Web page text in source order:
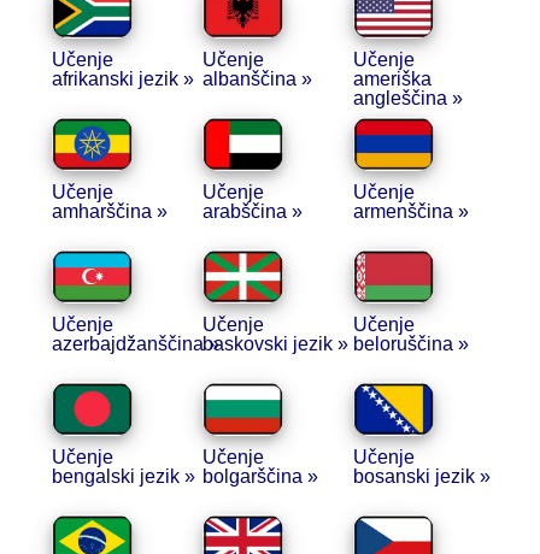
Učenje
afrikanski jezik »
Učenje
albanščina »
Učenje
ameriška
angleščina »
Učenje
amharščina »
Učenje
arabščina »
Učenje
armenščina »
Učenje
azerbajdžanščina »
Učenje
baskovski jezik »
Učenje
beloruščina »
Učenje
bengalski jezik »
Učenje
bolgarščina »
Učenje
bosanski jezik »